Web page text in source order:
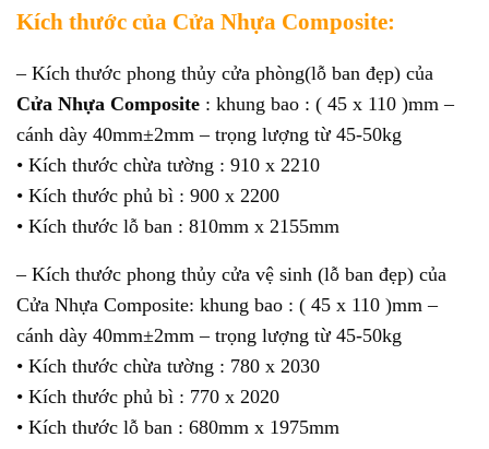
Kích thước của Cửa Nhựa Composite:
– Kích thước phong thủy cửa phòng(lỗ ban đẹp) của
Cửa Nhựa Composite : khung bao : ( 45 x 110 )mm –
cánh dày 40mm±2mm – trọng lượng từ 45-50kg
• Kích thước chừa tường : 910 x 2210
• Kích thước phủ bì : 900 x 2200
• Kích thước lỗ ban : 810mm x 2155mm
– Kích thước phong thủy cửa vệ sinh (lỗ ban đẹp) của
Cửa Nhựa Composite: khung bao : ( 45 x 110 )mm –
cánh dày 40mm±2mm – trọng lượng từ 45-50kg
• Kích thước chừa tường : 780 x 2030
• Kích thước phủ bì : 770 x 2020
• Kích thước lỗ ban : 680mm x 1975mm